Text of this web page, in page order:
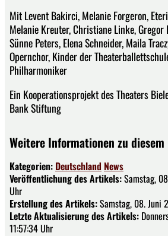
Mit Levent Bakirci, Melanie Forgeron,
Melanie Kreuter, Christiane Linke, Gregor
Sünne Peters, Elena Schneider, Maila
Opernchor, Kinder der
Philharmoniker
Ein Kooperationsprojekt des Theaters
Bank Stiftung
Weitere Informationen zu
Kategorien: Deutschland News
Veröffentlichung des Artikels:Samstag,
Uhr
Erstellung des Artikels:Samstag, 08. Juni
Letzte Aktualisierung des Artikels:
11:57:34 Uhr